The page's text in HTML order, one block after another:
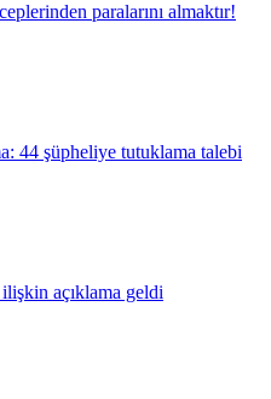
paralarını almaktır!
44 şüpheliye tutuklama talebi
açıklama geldi